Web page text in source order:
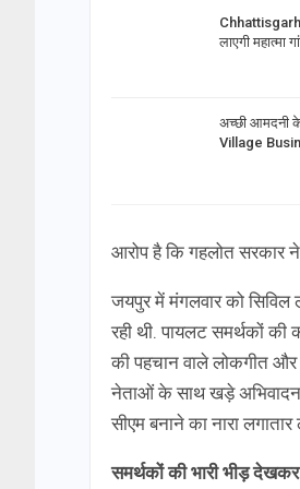
Chhattisgarh
लाएगी महात्मा
अच्छी आमदनी
Village
आरोप है कि गहलोत सरकार
जयपुर में मंगलवार को
रही थी. पायलट समर्थकों
की पहचान वाले लोकगीत
नेताओं के साथ खड़े अभिवादन
सीएम बनाने का नारा लगातार
समर्थकों की भारी भीड़